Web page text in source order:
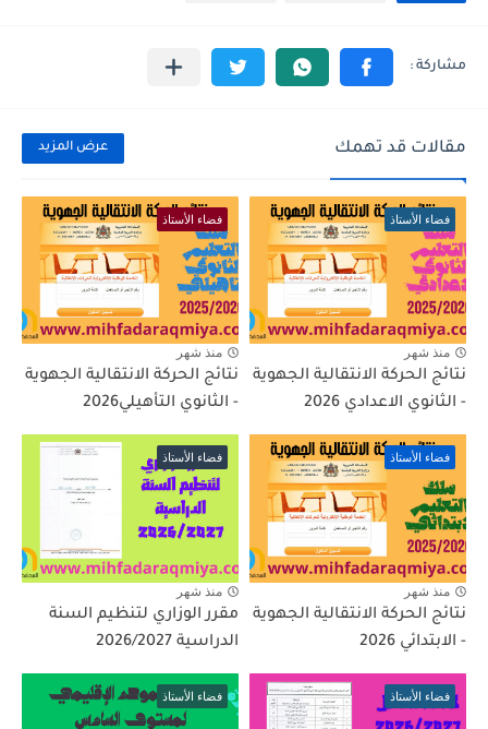
مقالات قد تهمك عرض المزيد
فضاء الأستاذ
منذ شهر
نتائج الحركة الانتقالية الجهوية
- الثانوي الاعدادي 2026
فضاء الأستاذ
منذ شهر
نتائج الحركة الانتقالية الجهوية
- الثانوي التأهيلي2026
فضاء الأستاذ
منذ شهر
نتائج الحركة الانتقالية الجهوية
- الابتدائي 2026
فضاء الأستاذ
منذ شهر
مقرر الوزاري لتنظيم السنة
الدراسية 2026/2027
فضاء الأستاذ فضاء الأستاذ